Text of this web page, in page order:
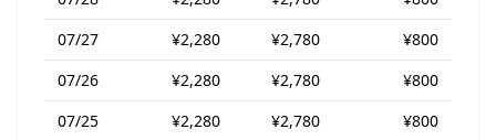
07/27
¥2,280 ¥2,780
¥800
07/26
¥2,280 ¥2,780
¥800
07/25
¥2,280 ¥2,780
¥800